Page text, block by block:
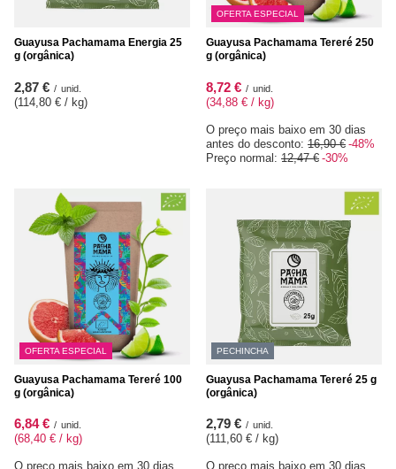
Guayusa Pachamama Energia 25
g (orgânica)
2,87 € / unid.
(114,80 € / kg)
OFERTA ESPECIAL
Guayusa Pachamama Tereré 250
g (orgânica)
8,72 € / unid.
(34,88 € / kg)
O preço mais baixo em 30 dias
antes do desconto: 16,90 € -48%
Preço normal: 12,47 € -30%
OFERTA ESPECIAL
Guayusa Pachamama Tereré 100
g (orgânica)
6,84 € / unid.
(68,40 € / kg)
O preço mais baixo em 30 dias
PECHINCHA
Guayusa Pachamama Tereré 25 g
(orgânica)
2,79 € / unid.
(111,60 € / kg)
O preço mais baixo em 30 dias